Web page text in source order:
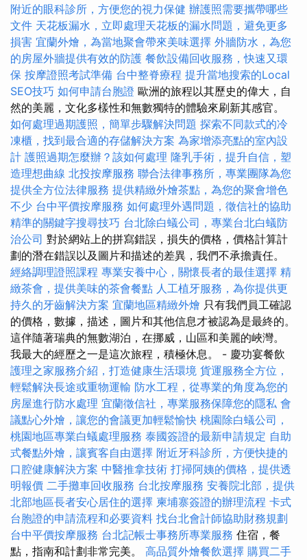
附近的眼科診所，方便您的視力保健 辦護照需要攜帶哪些
文件 天花板漏水，立即處理天花板的漏水問題，避免更多
損害 宜蘭外燴，為當地聚會帶來美味選擇 外牆防水，為您
的房屋外牆提供有效的防護 餐飲設備回收服務，快速又環
保 按摩證照考試準備 台中整脊療程 提升當地搜索的Local
SEO技巧 如何申請台胞證 歐洲的旅程以其歷史的偉大，自
然的美麗，文化多樣性和無數獨特的體驗來刷新其感官。
如何處理過期護照，簡單步驟解決問題 探索不同款式的冷
凍櫃，找到最合適的存儲解決方案 為家增添亮點的室內設
計 護照過期怎麼辦？該如何處理 隆乳手術，提升自信，塑
造理想曲線 北投按摩服務 聯合法律事務所，專業團隊為您
提供全方位法律服務 提供精緻外燴茶點，為您的聚會增色
不少 台中平價按摩服務 如何處理外遇問題，徵信社的協助
精準的關鍵字搜尋技巧 台北除白蟻公司，專業台北白蟻防
治公司 對於網站上的拼寫錯誤，損失的價格，價格計算計
劃的潛在錯誤以及圖片和描述的差異，我們不承擔責任。
經絡調理證照課程 專業安養中心，關懷長者的最佳選擇 精
緻茶會，提供美味的茶會餐點 人工植牙服務，為你提供更
持久的牙齒解決方案 宜蘭地區精緻外燴 只有我們員工確認
的價格，數據，描述，圖片和其他信息才被認為是最終的。
這伴隨著瑞典的無數湖泊，在挪威，山區和美麗的峽灣。
我最大的經歷之一是這次旅程，積極休息。 - 慶功宴餐飲
護理之家服務介紹，打造健康生活環境 貨運服務全方位，
輕鬆解決長途或重物運輸 防水工程，從專業的角度為您的
房屋進行防水處理 宜蘭徵信社，專業服務保障您的隱私 會
議點心外燴，讓您的會議更加輕鬆愉快 桃園除白蟻公司，
桃園地區專業白蟻處理服務 泰國簽證的最新申請規定 自助
式餐點外燴，讓賓客自由選擇 附近牙科診所，方便快捷的
口腔健康解決方案 中醫推拿技術 打掃阿姨的價格，提供透
明報價 二手攤車回收服務 台北按摩服務 安養院北部，提供
北部地區長者安心居住的選擇 柬埔寨簽證的辦理流程 卡式
台胞證的申請流程和必要資料 找台北會計師協助財務規劃
台中平價按摩服務 台北記帳士事務所專業服務 住宿，餐
點，指南和計劃非常完美。 高品質外燴餐飲選擇 購買二手